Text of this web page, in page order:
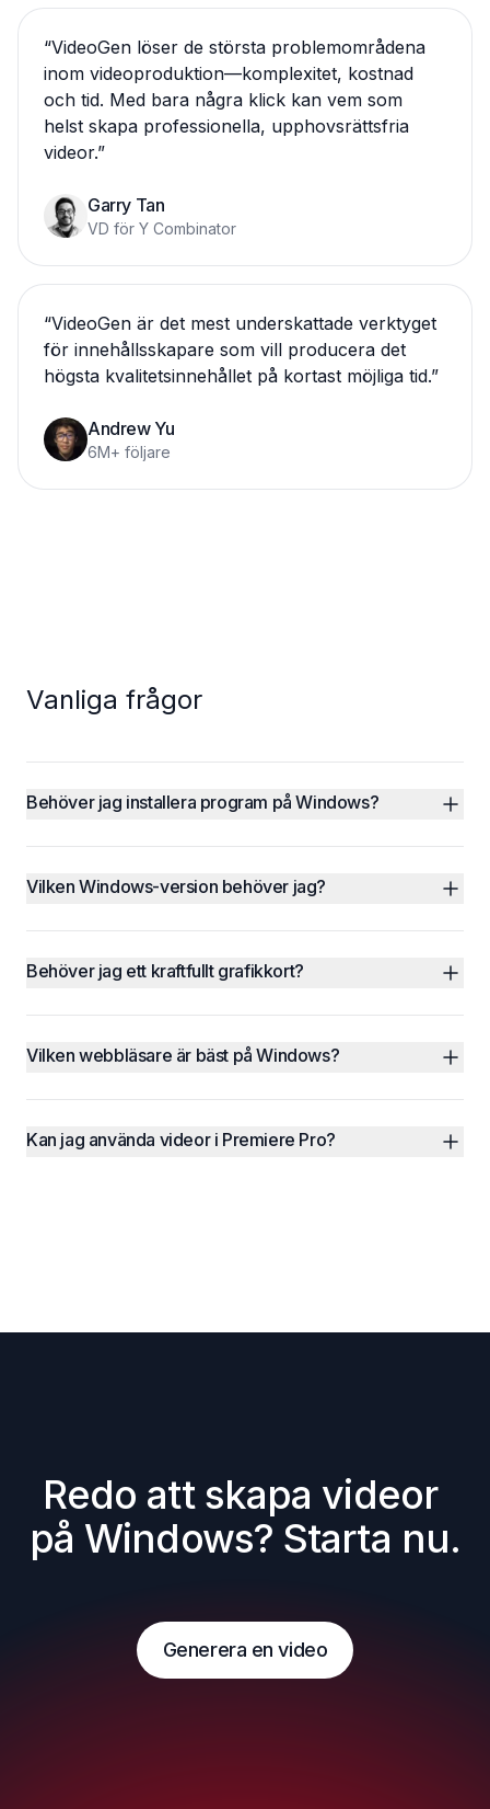
“VideoGen löser de största problemområdena
inom videoproduktion—komplexitet, kostnad
och tid. Med bara några klick kan vem som
helst skapa professionella, upphovsrättsfria
videor.”
Garry Tan
VD för Y Combinator
“VideoGen är det mest underskattade verktyget
för innehållsskapare som vill producera det
högsta kvalitetsinnehållet på kortast möjliga tid.”
Andrew Yu
6M+ följare
Vanliga frågor
Behöver jag installera program på Windows?
Vilken Windows-version behöver jag?
Behöver jag ett kraftfullt grafikkort?
Vilken webbläsare är bäst på Windows?
Kan jag använda videor i Premiere Pro?
Redo att skapa videor
på Windows? Starta nu.
Generera en video